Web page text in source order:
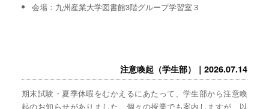
会場：九州産業大学図書館3階グループ学習室３
注意喚起（学生部）｜2026.07.14
期末試験・夏季休暇をむかえるにあたって、学生部から注意喚
起のお知らせがありました。個々の授業でも案内しますが、以